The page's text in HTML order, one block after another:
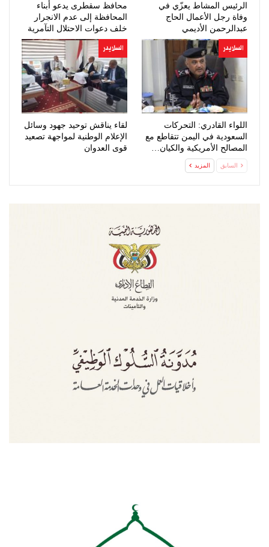
الرئيس المشاط يعزّي في
وفاة رجل الأعمال الحاج
عبدالرحمن الأديمي
محافظ سقطرى يدعو أبناء
المحافظة إلى عدم الانجرار
خلف دعوات الاحتلال التآمرية
السلايدر
اللواء القادري: التحركات
السعودية في اليمن تتقاطع مع
المصالح الأمريكية والكيان…
السلايدر
لقاء يناقش توحيد جهود وسائل
الإعلام الوطنية لمواجهة تصعيد
قوى العدوان
السابق المزيد